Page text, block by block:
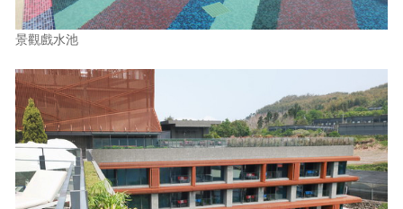
景觀戲水池